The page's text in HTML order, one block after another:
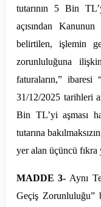
tutarının 5 Bin
açısından
belirtilen, işlemin
zorunluluğuna
faturaların,” ibaresi
31/12/2025 tarihleri
Bin TL’yi aşması
tutarına
yer alan üçüncü fıkra
MADDE 3- Aynı
Geçiş Zorunluluğu”